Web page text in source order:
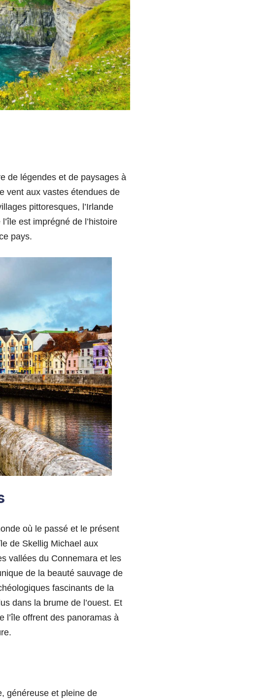
de légendes et de paysages à
vent aux vastes étendues de
pittoresques, l’Irlande
est imprégné de l’histoire
pays.
où le passé et le présent
de Skellig Michael aux
vallées du Connemara et les
de la beauté sauvage de
fascinants de la
dans la brume de l’ouest. Et
l’île offrent des panoramas à
généreuse et pleine de